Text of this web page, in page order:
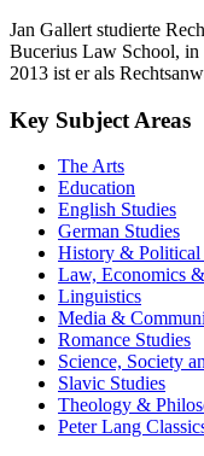
Jan Gallert studierte
Bucerius Law School, in
2013 ist er als
Key Subject Areas
The Arts
Education
English Studies
German Studies
History & Political
Law, Economics
Linguistics
Media &
Romance Studies
Science, Society
Slavic Studies
Theology &
Peter Lang